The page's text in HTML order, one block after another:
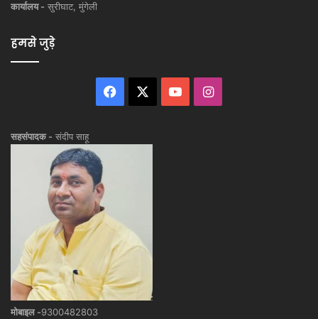
कार्यालय - सुरीघाट, मुंगेली
हमसे जुड़े
Facebook YouTubeInstagram
सहसंपादक - संदीप साहू
मोबाइल -9300482803